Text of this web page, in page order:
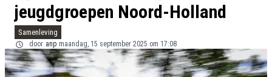
jeugdgroepen Noord-Holland
Samenleving
door anp maandag, 15 september 2025 om 17:08